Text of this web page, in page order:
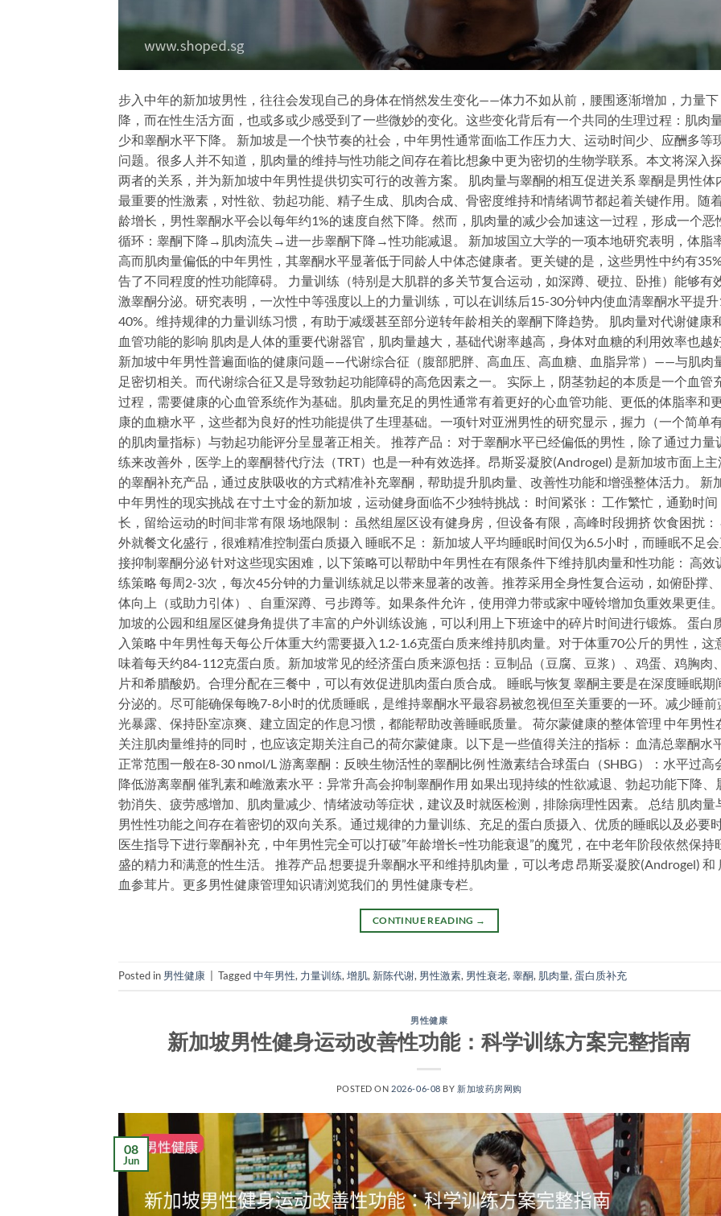
步入中年的新加坡男性，往往会发现自己的身体在悄然发生变化——体力不如从前，腰围逐渐增加，力量下
降，而在性生活方面，也或多或少感受到了一些微妙的变化。这些变化背后有一个共同的生理过程：肌肉
少和睾酮水平下降。 新加坡是一个快节奏的社会，中年男性通常面临工作压力大、运动时间少、应酬多等
问题。很多人并不知道，肌肉量的维持与性功能之间存在着比想象中更为密切的生物学联系。本文将深入
两者的关系，并为新加坡中年男性提供切实可行的改善方案。 肌肉量与睾酮的相互促进关系 睾酮是男性体
最重要的性激素，对性欲、勃起功能、精子生成、肌肉合成、骨密度维持和情绪调节都起着关键作用。随
龄增长，男性睾酮水平会以每年约1%的速度自然下降。然而，肌肉量的减少会加速这一过程，形成一个恶
循环：睾酮下降→肌肉流失→进一步睾酮下降→性功能减退。 新加坡国立大学的一项本地研究表明，体脂
高而肌肉量偏低的中年男性，其睾酮水平显著低于同龄人中体态健康者。更关键的是，这些男性中约有
告了不同程度的性功能障碍。 力量训练（特别是大肌群的多关节复合运动，如深蹲、硬拉、卧推）能够有
激睾酮分泌。研究表明，一次性中等强度以上的力量训练，可以在训练后15-30分钟内使血清睾酮水平提
40%。维持规律的力量训练习惯，有助于减缓甚至部分逆转年龄相关的睾酮下降趋势。 肌肉量对代谢健康
血管功能的影响 肌肉是人体的重要代谢器官，肌肉量越大，基础代谢率越高，身体对血糖的利用效率也越
新加坡中年男性普遍面临的健康问题——代谢综合征（腹部肥胖、高血压、高血糖、血脂异常）——与肌肉
足密切相关。而代谢综合征又是导致勃起功能障碍的高危因素之一。 实际上，阴茎勃起的本质是一个血管
过程，需要健康的心血管系统作为基础。肌肉量充足的男性通常有着更好的心血管功能、更低的体脂率和
康的血糖水平，这些都为良好的性功能提供了生理基础。一项针对亚洲男性的研究显示，握力（一个简单
的肌肉量指标）与勃起功能评分呈显著正相关。 推荐产品： 对于睾酮水平已经偏低的男性，除了通过力量
练来改善外，医学上的睾酮替代疗法（TRT）也是一种有效选择。昂斯妥凝胶(Androgel) 是新加坡市面上主
的睾酮补充产品，通过皮肤吸收的方式精准补充睾酮，帮助提升肌肉量、改善性功能和增强整体活力。 新
中年男性的现实挑战 在寸土寸金的新加坡，运动健身面临不少独特挑战： 时间紧张： 工作繁忙，通勤时间
长，留给运动的时间非常有限 场地限制： 虽然组屋区设有健身房，但设备有限，高峰时段拥挤 饮食困扰：
外就餐文化盛行，很难精准控制蛋白质摄入 睡眠不足： 新加坡人平均睡眠时间仅为6.5小时，而睡眠不足
接抑制睾酮分泌 针对这些现实困难，以下策略可以帮助中年男性在有限条件下维持肌肉量和性功能： 高效
练策略 每周2-3次，每次45分钟的力量训练就足以带来显著的改善。推荐采用全身性复合运动，如俯卧撑
体向上（或助力引体）、自重深蹲、弓步蹲等。如果条件允许，使用弹力带或家中哑铃增加负重效果更佳
加坡的公园和组屋区健身角提供了丰富的户外训练设施，可以利用上下班途中的碎片时间进行锻炼。 蛋白
入策略 中年男性每天每公斤体重大约需要摄入1.2-1.6克蛋白质来维持肌肉量。对于体重70公斤的男性，这
味着每天约84-112克蛋白质。新加坡常见的经济蛋白质来源包括：豆制品（豆腐、豆浆）、鸡蛋、鸡胸肉
片和希腊酸奶。合理分配在三餐中，可以有效促进肌肉蛋白质合成。 睡眠与恢复 睾酮主要是在深度睡眠期
分泌的。尽可能确保每晚7-8小时的优质睡眠，是维持睾酮水平最容易被忽视但至关重要的一环。减少睡前
光暴露、保持卧室凉爽、建立固定的作息习惯，都能帮助改善睡眠质量。 荷尔蒙健康的整体管理 中年男性
关注肌肉量维持的同时，也应该定期关注自己的荷尔蒙健康。以下是一些值得关注的指标： 血清总睾酮水
正常范围一般在8-30 nmol/L 游离睾酮：反映生物活性的睾酮比例 性激素结合球蛋白（SHBG）：水平过高
降低游离睾酮 催乳素和雌激素水平：异常升高会抑制睾酮作用 如果出现持续的性欲减退、勃起功能下降、
勃消失、疲劳感增加、肌肉量减少、情绪波动等症状，建议及时就医检测，排除病理性因素。 总结 肌肉量
男性性功能之间存在着密切的双向关系。通过规律的力量训练、充足的蛋白质摄入、优质的睡眠以及必要
医生指导下进行睾酮补充，中年男性完全可以打破”年龄增长=性功能衰退”的魔咒，在中老年阶段依然保持
盛的精力和满意的性生活。 推荐产品 想要提升睾酮水平和维持肌肉量，可以考虑 昂斯妥凝胶(Androgel) 和
血参茸片。更多男性健康管理知识请浏览我们的 男性健康专栏。
CONTINUE READING →
Posted in 男性健康 Tagged中年男性, 力量训练, 增肌, 新陈代谢, 男性激素, 男性衰老, 睾酮, 肌肉量, 蛋白质补充
男性健康
新加坡男性健身运动改善性功能：科学训练方案完整指南
POSTED ON 2026-06-08 BY 新加坡药房网购
08
Jun